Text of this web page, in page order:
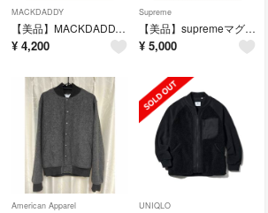
MACKDADDY
【美品】MACKDADDY マックダディーバディ ホリーニット セーターM
¥ 4,200
Supreme
【美品】supremeマグカップ
¥ 5,000
American Apparel UNIQLO